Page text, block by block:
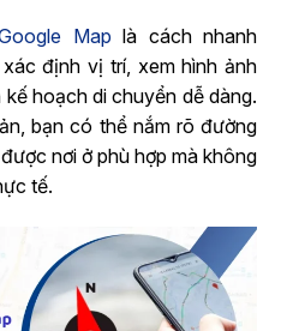
Map là cách nhanh
định vị trí, xem hình ảnh
hoạch di chuyển dễ dàng.
bạn có thể nắm rõ đường
nơi ở phù hợp mà không
tế.